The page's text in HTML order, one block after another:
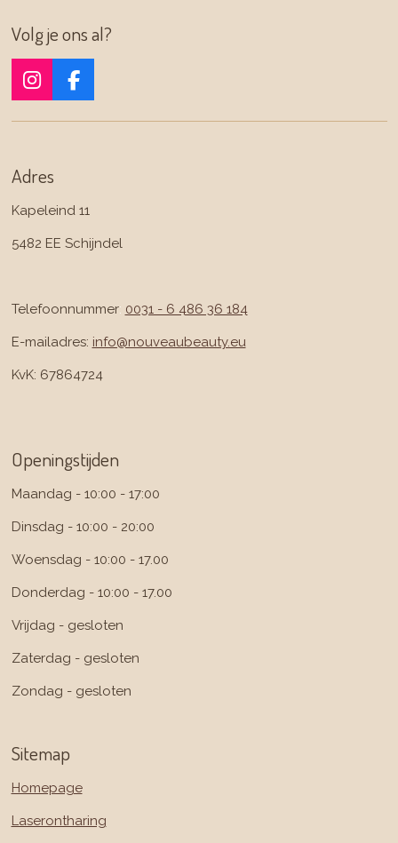
Volg je ons al?
I
s
g
r
m
F
c
o
Adres
Kapeleind 11
5482 EE Schijndel
Telefoonnummer: 0031 - 6 486 36 184
E-mailadres: info@nouveaubeauty.eu
KvK: 67864724
Openingstijden
Maandag - 10:00 - 17:00
Dinsdag - 10:00 - 20:00
Woensdag - 10:00 - 17.00
Donderdag - 10:00 - 17.00
Vrijdag - gesloten
Zaterdag - gesloten
Zondag - gesloten
Sitemap
Homepage
Laserontharing